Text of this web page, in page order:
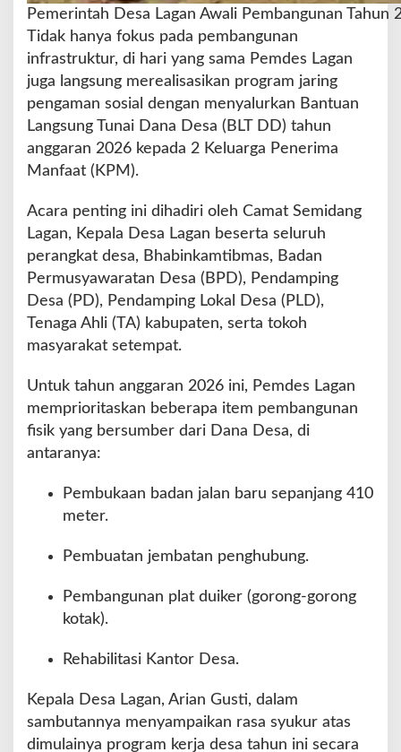
Pemerintah Desa Lagan Awali Pembangunan
Tidak hanya fokus pada pembangunan
infrastruktur, di hari yang sama Pemdes Lagan
juga langsung merealisasikan program jaring
pengaman sosial dengan menyalurkan Bantuan
Langsung Tunai Dana Desa (BLT DD) tahun
anggaran 2026 kepada 2 Keluarga Penerima
Manfaat (KPM).
Acara penting ini dihadiri oleh Camat Semidang
Lagan, Kepala Desa Lagan beserta seluruh
perangkat desa, Bhabinkamtibmas, Badan
Permusyawaratan Desa (BPD), Pendamping
Desa (PD), Pendamping Lokal Desa (PLD),
Tenaga Ahli (TA) kabupaten, serta tokoh
masyarakat setempat.
Untuk tahun anggaran 2026 ini, Pemdes Lagan
memprioritaskan beberapa item pembangunan
fisik yang bersumber dari Dana Desa, di
antaranya:
Pembukaan badan jalan baru sepanjang 410
meter.
Pembuatan jembatan penghubung.
Pembangunan plat duiker (gorong-gorong
kotak).
Rehabilitasi Kantor Desa.
Kepala Desa Lagan, Arian Gusti, dalam
sambutannya menyampaikan rasa syukur atas
dimulainya program kerja desa tahun ini secara